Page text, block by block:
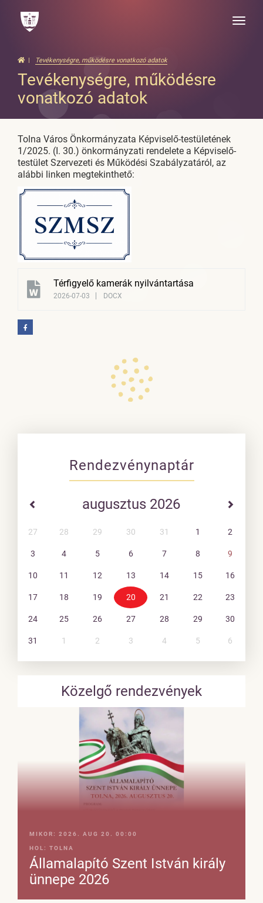
Toggle
Tevékenységre, működésre vonatkozó adatok
Tevékenységre, működésre
vonatkozó adatok
Tolna Város Önkormányzata Képviselő-testületének
1/2025. (I. 30.) önkormányzati rendelete a Képviselő-
testület Szervezeti és Működési Szabályzatáról, az
alábbi linken megtekinthető:
Térfigyelő kamerák nyilvántartása
2026-07-03 DOCX
Rendezvénynaptár
augusztus 2026
27 28 29 30 31 1 2
3 4 5 6 7 8 9
10 11 12 13 14 15 16
17 18 19 20 21 22 23
24 25 26 27 28 29 30
31 1 2 3 4 5 6
Közelgő rendezvények
MIKOR: 2026. AUG 20. 00:00
HOL: TOLNA
Államalapító Szent István király
ünnepe 2026